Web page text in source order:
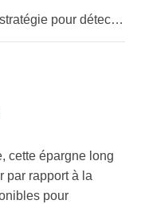
Ma stratégie pour détecter les meilleurs placements chaque année
cette épargne long
par rapport à la
pour